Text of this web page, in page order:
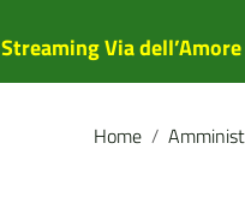
Streaming Via dell’Amore
Home /